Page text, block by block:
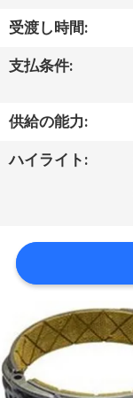
場
旅
行
質
管
理
私
受渡し時間:
支払条件:
供給の能力:
ハイライト: